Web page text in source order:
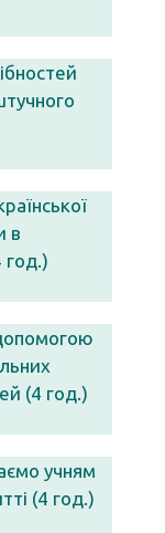
в
год.)
(4 год.)
учням
(4 год.)